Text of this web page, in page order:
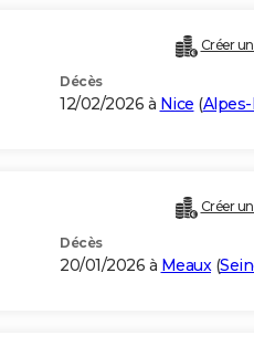
Créer
Décès
12/02/2026 à Nice (
Créer
Décès
20/01/2026 à Meaux(